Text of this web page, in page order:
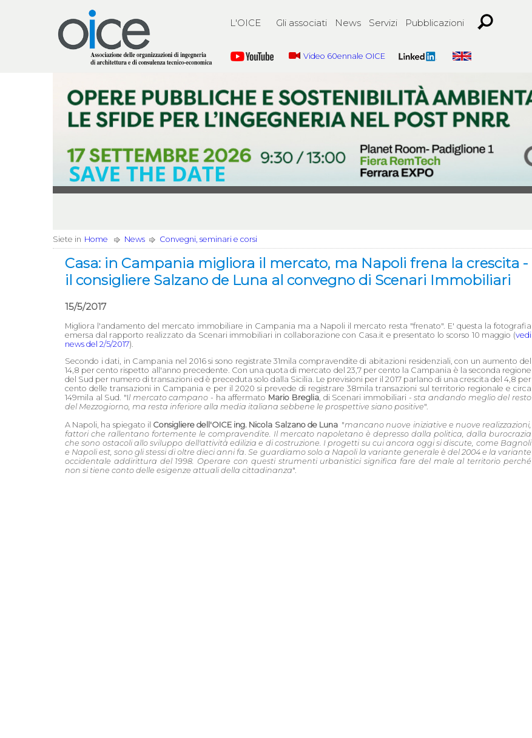
L'OICE Gli associati News Servizi Pubblicazioni
Video 60ennale OICE
Siete in Home News Convegni, seminari e corsi
Casa: in Campania migliora il mercato, ma Napoli frena la crescita -
il consigliere Salzano de Luna al convegno di Scenari Immobiliari
15/5/2017
Migliora l'andamento del mercato immobiliare in Campania ma a Napoli il mercato resta "frenato". E' questa la fotografia
emersa dal rapporto realizzato da Scenari immobiliari in collaborazione con Casa.it e presentato lo scorso 10 maggio (vedi
news del 2/5/2017).
Secondo i dati, in Campania nel 2016 si sono registrate 31mila compravendite di abitazioni residenziali, con un aumento del
14,8 per cento rispetto all'anno precedente. Con una quota di mercato del 23,7 per cento la Campania è la seconda regione
del Sud per numero di transazioni ed è preceduta solo dalla Sicilia. Le previsioni per il 2017 parlano di una crescita del 4,8 per
cento delle transazioni in Campania e per il 2020 si prevede di registrare 38mila transazioni sul territorio regionale e circa
149mila al Sud. "Il mercato campano - ha affermato Mario Breglia, di Scenari immobiliari -sta andando meglio del resto
del Mezzogiorno, ma resta inferiore alla media italiana sebbene le prospettive siano positive".
A Napoli, ha spiegato il Consigliere dell'OICE ing. Nicola Salzano de Luna"mancano nuove iniziative e nuove realizzazioni,
fattori che rallentano fortemente le compravendite. Il mercato napoletano è depresso dalla politica, dalla burocrazia
che sono ostacoli allo sviluppo dell'attività edilizia e di costruzione. I progetti su cui ancora oggi si discute, come Bagnoli
e Napoli est, sono gli stessi di oltre dieci anni fa .Se guardiamo solo a Napoli la variante generale è del 2004 e la variante
occidentale addirittura del 1998. Operare con questi strumenti urbanistici significa fare del male al territorio perché
non si tiene conto delle esigenze attuali della cittadinanza".